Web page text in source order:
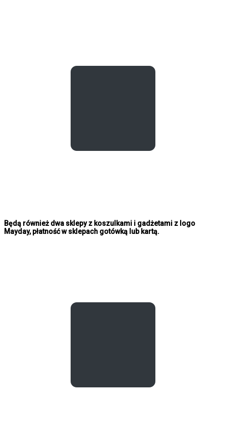
Będą również dwa sklepy z koszulkami i gadżetami z logo
Mayday, płatność w sklepach gotówką lub kartą.